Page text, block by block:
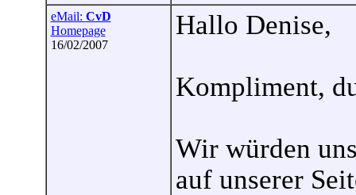
eMail: CvD
Homepage
16/02/2007
Hallo Denise,
Kompliment,
Wir würden
auf unserer